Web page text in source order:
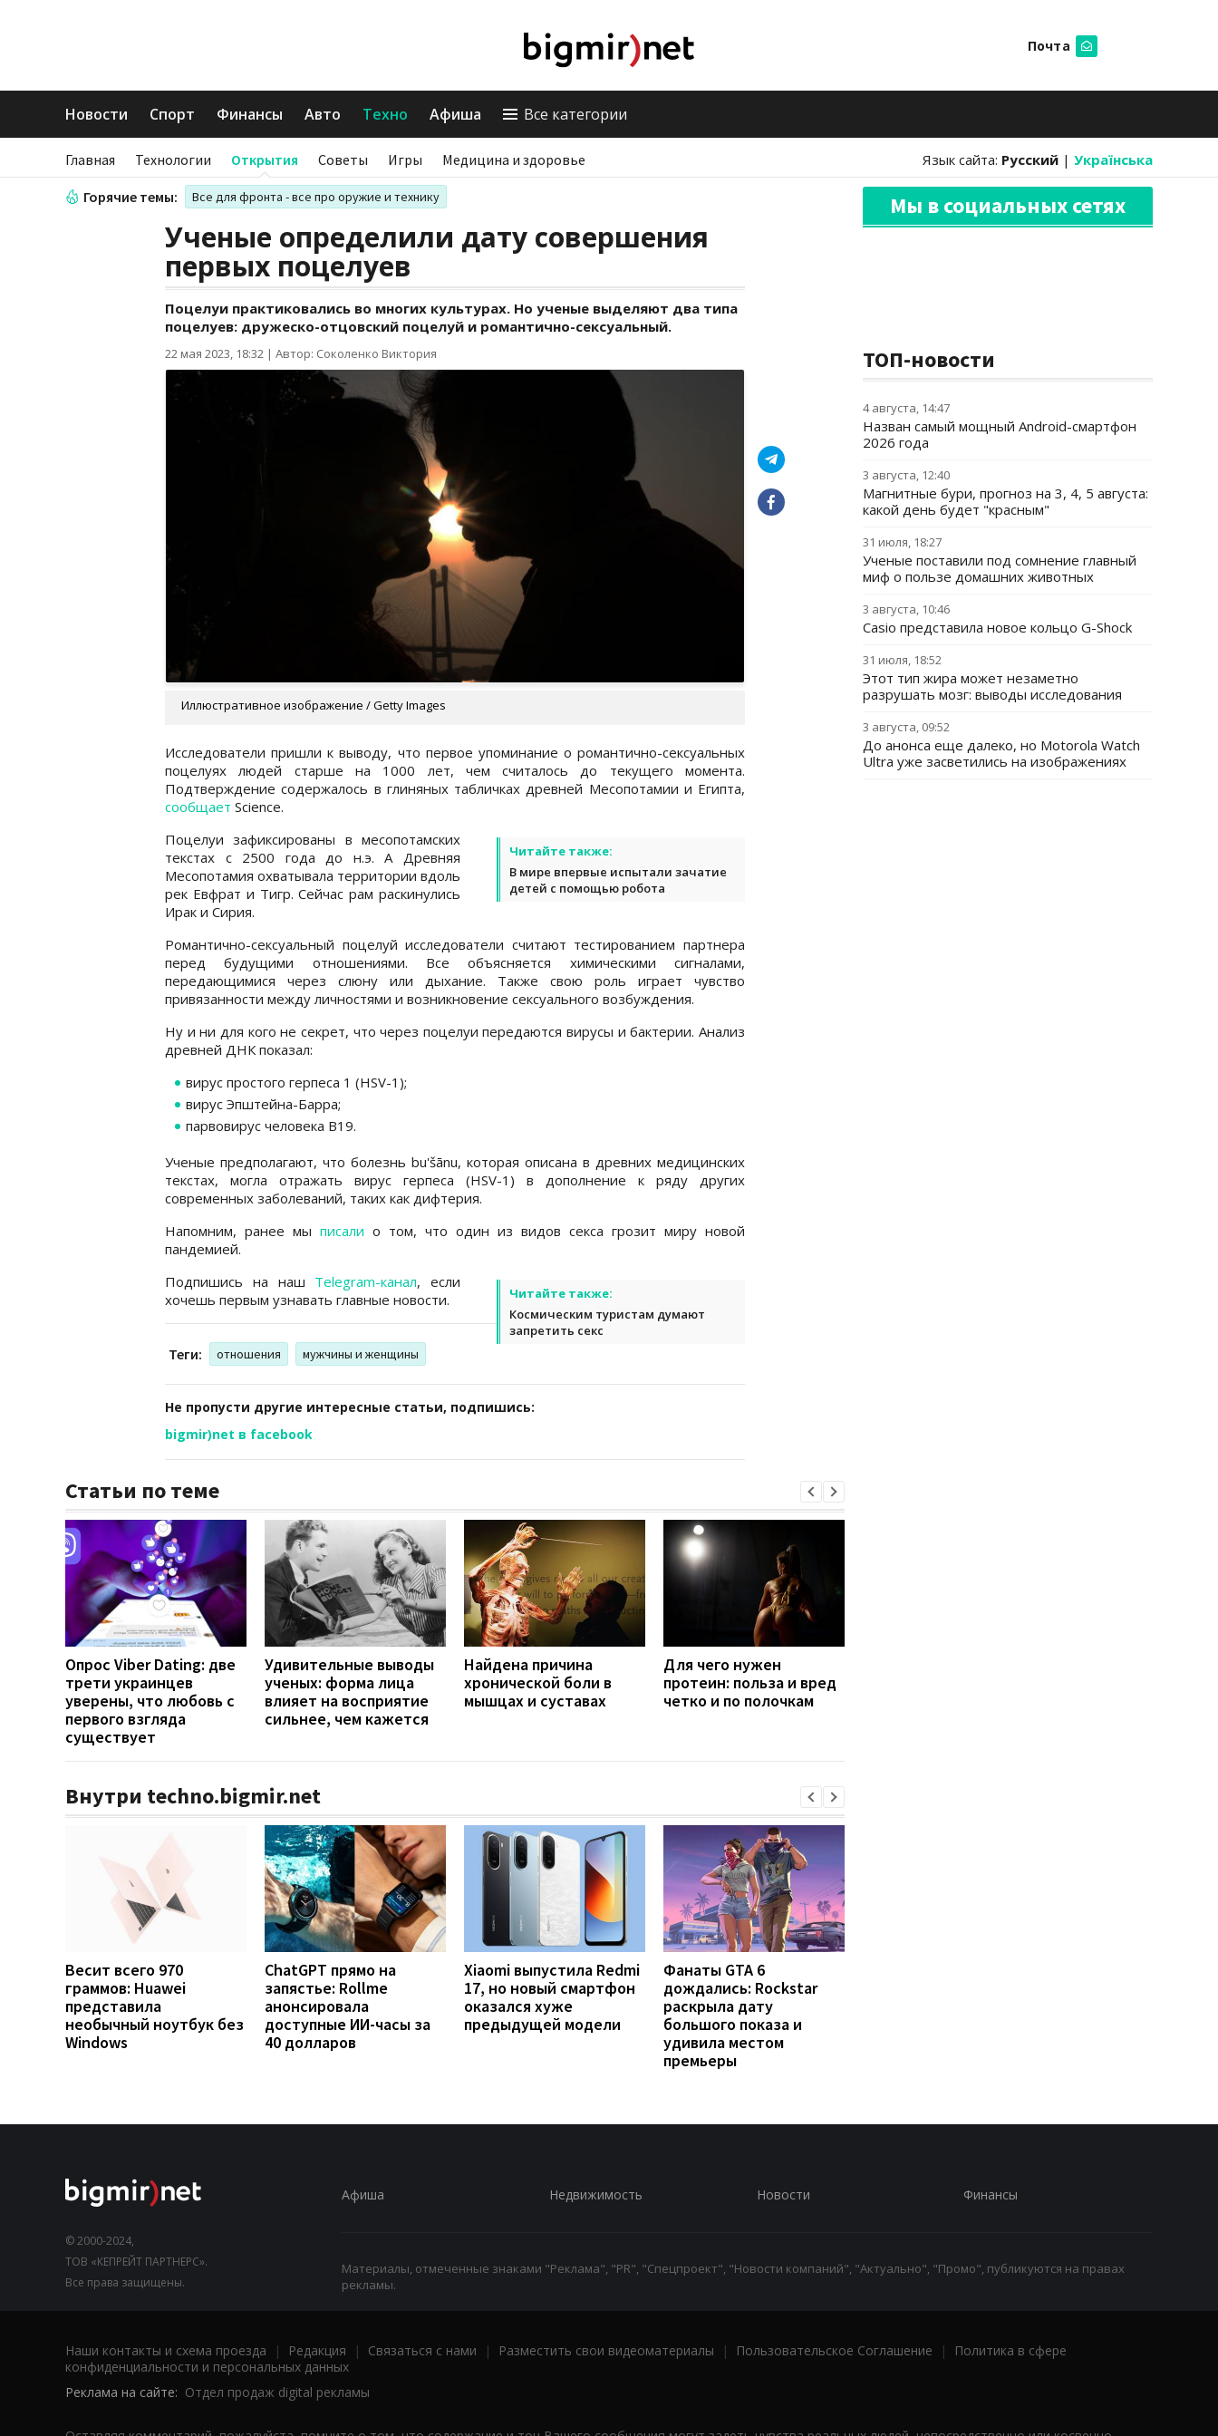
Почта
Новости Спорт Финансы Авто Техно Афиша Все категории
Главная Технологии Открытия Советы Игры Медицина и здоровье Язык сайта: Русский | Українська
Горячие темы: Все для фронта - все про оружие и технику
Ученые определили дату совершения
первых поцелуев
Поцелуи практиковались во многих культурах. Но ученые выделяют два типа
поцелуев: дружеско-отцовский поцелуй и романтично-сексуальный.
22 мая 2023, 18:32 | Автор: Соколенко Виктория
Иллюстративное изображение / Getty Images
Исследователи пришли к выводу, что первое упоминание о романтично-сексуальных
поцелуях людей старше на 1000 лет, чем считалось до текущего момента.
Подтверждение содержалось в глиняных табличках древней Месопотамии и Египта,
сообщает Science.
Читайте также:
В мире впервые испытали зачатие
детей с помощью робота
Поцелуи зафиксированы в месопотамских
текстах с 2500 года до н.э. А Древняя
Месопотамия охватывала территории вдоль
рек Евфрат и Тигр. Сейчас рам раскинулись
Ирак и Сирия.
Романтично-сексуальный поцелуй исследователи считают тестированием партнера
перед будущими отношениями. Все объясняется химическими сигналами,
передающимися через слюну или дыхание. Также свою роль играет чувство
привязанности между личностями и возникновение сексуального возбуждения.
Ну и ни для кого не секрет, что через поцелуи передаются вирусы и бактерии. Анализ
древней ДНК показал:
вирус простого герпеса 1 (HSV-1);
вирус Эпштейна-Барра;
парвовирус человека B19.
Ученые предполагают, что болезнь bu'šānu, которая описана в древних медицинских
текстах, могла отражать вирус герпеса (HSV-1) в дополнение к ряду других
современных заболеваний, таких как дифтерия.
Напомним, ранее мы писали о том, что один из видов секса грозит миру новой
пандемией.
Читайте также:
Космическим туристам думают
запретить секс
Подпишись на наш Telegram-канал, если
хочешь первым узнавать главные новости.
Теги: отношения мужчины и женщины
Не пропусти другие интересные статьи, подпишись:
bigmir)net в facebook
Статьи по теме
Опрос Viber Dating: две
трети украинцев
уверены, что любовь с
первого взгляда
существует
Удивительные выводы
ученых: форма лица
влияет на восприятие
сильнее, чем кажется
Найдена причина
хронической боли в
мышцах и суставах
Для чего нужен
протеин: польза и вред
четко и по полочкам
Внутри techno.bigmir.net
Весит всего 970
граммов: Huawei
представила
необычный ноутбук без
Windows
ChatGPT прямо на
запястье: Rollme
анонсировала
доступные ИИ-часы за
40 долларов
Xiaomi выпустила Redmi
17, но новый смартфон
оказался хуже
предыдущей модели
Фанаты GTA 6
дождались: Rockstar
раскрыла дату
большого показа и
удивила местом
премьеры
Мы в социальных сетях
ТОП-новости
4 августа, 14:47
Назван самый мощный Android-смартфон
2026 года
3 августа, 12:40
Магнитные бури, прогноз на 3, 4, 5 августа:
какой день будет "красным"
31 июля, 18:27
Ученые поставили под сомнение главный
миф о пользе домашних животных
3 августа, 10:46
Casio представила новое кольцо G-Shock
31 июля, 18:52
Этот тип жира может незаметно
разрушать мозг: выводы исследования
3 августа, 09:52
До анонса еще далеко, но Motorola Watch
Ultra уже засветились на изображениях
© 2000-2024,
ТОВ «КЕПРЕЙТ ПАРТНЕРС».
Все права защищены.
Афиша Недвижимость Новости Финансы
Материалы, отмеченные знаками "Реклама", "PR", "Спецпроект", "Новости компаний", "Актуально", "Промо", публикуются на правах
рекламы.
Наши контакты и схема проезда | Редакция | Связаться с нами | Разместить свои видеоматериалы | Пользовательское Соглашение |
Политика в сфере
конфиденциальности и персональных данных
Реклама на сайте: Отдел продаж digital рекламы